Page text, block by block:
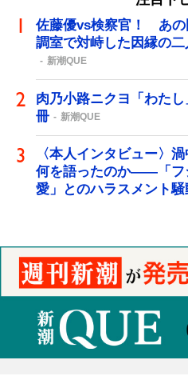
佐藤優vs検察官！ あの
調室で対峙した因縁の
新潮QUE
肉乃小路ニクヨ「わた
冊
新潮QUE
〈本人インタビュー〉
何を語ったのか――「フ
愛」とのハラスメント騒